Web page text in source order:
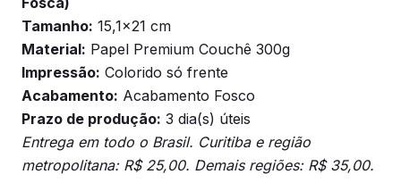
Tamanho: 15,1×21 cm
Material: Papel Premium Couchê 300g
Impressão: Colorido só frente
Acabamento: Acabamento Fosco
Prazo de produção: 3 dia(s) úteis
Entrega em todo o Brasil. Curitiba e região
metropolitana: R$ 25,00. Demais regiões: R$ 35,00.